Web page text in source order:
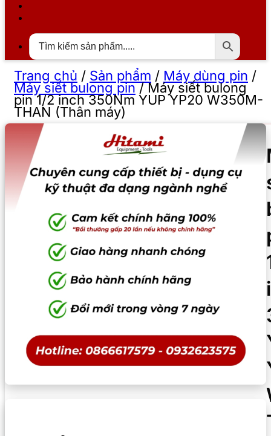
Trang chủ / Sản phẩm / Máy dùng pin /
Máy siết bulong pin/Máy siết bulong
pin 1/2 inch 350Nm YUP YP20 W350M-
THAN (Thân máy)